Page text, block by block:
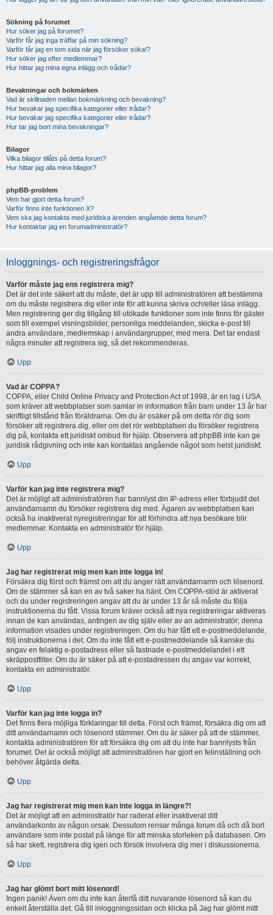
Sökning på forumet
Hur söker jag på forumet?
Varför får jag inga träffar på min sökning?
Varför får jag en tom sida när jag försöker söka!?
Hur söker jag efter medlemmar?
Hur hittar jag mina egna inlägg och trådar?
Bevakningar och bokmärken
Vad är skillnaden mellan bokmärkning och bevakning?
Hur bevakar jag specifika kategorier eller trådar?
Hur bevakar jag specifika kategorier eller trådar?
Hur tar jag bort mina bevakningar?
Bilagor
Vilka bilagor tillåts på detta forum?
Hur hittar jag alla mina bilagor?
phpBB-problem
Vem har gjort detta forum?
Varför finns inte funktionen X?
Vem ska jag kontakta med juridiska ärenden angående detta forum?
Hur kontaktar jag en forumadministratör?
Inloggnings- och registreringsfrågor
Varför måste jag ens registrera mig?
Det är det inte säkert att du måste, det är upp till administratören att bestämma
om du måste registrera dig eller inte för att kunna skriva och/eller läsa inlägg.
Men registrering ger dig tillgång till utökade funktioner som inte finns för gäster
som till exempel visningsbilder, personliga meddelanden, skicka e-post till
andra användare, medlemskap i användargrupper, med mera. Det tar endast
några minuter att registrera sig, så det rekommenderas.
Upp
Vad är COPPA?
COPPA, eller Child Online Privacy and Protection Act of 1998, är en lag i USA
som kräver att webbplatser som samlar in information från barn under 13 år har
skriftligt tillstånd från föräldrarna. Om du är osäker på om detta rör dig som
försöker att registrera dig, eller om det rör webbplatsen du försöker registrera
dig på, kontakta ett juridiskt ombud för hjälp. Observera att phpBB inte kan ge
juridisk rådgivning och inte kan kontaktas angående något som helst juridiskt.
Upp
Varför kan jag inte registrera mig?
Det är möjligt att administratören har bannlyst din IP-adress eller förbjudit det
användarnamn du försöker registrera dig med. Ägaren av webbplatsen kan
också ha inaktiverat nyregistreringar för att förhindra att nya besökare blir
medlemmar. Kontakta en administratör för hjälp.
Upp
Jag har registrerat mig men kan inte logga in!
Försäkra dig först och främst om att du anger rätt användarnamn och lösenord.
Om de stämmer så kan en av två saker ha hänt. Om COPPA-stöd är aktiverat
och du under registreringen angav att du är under 13 år så måste du följa
instruktionerna du fått. Vissa forum kräver också att nya registreringar aktiveras
innan de kan användas, antingen av dig själv eller av an administratör; denna
information visades under registreringen. Om du har fått ett e-postmeddelande,
följ instruktionerna i det. Om du inte fått ett e-postmeddelande så kanske du
angav en felaktig e-postadress eller så fastnade e-postmeddelandet i ett
skräppostfilter. Om du är säker på att e-postadressen du angav var korrekt,
kontakta en administratör.
Upp
Varför kan jag inte logga in?
Det finns flera möjliga förklaringar till detta. Först och främst, försäkra dig om att
ditt användarnamn och lösenord stämmer. Om du är säker på att de stämmer,
kontakta administratören för att försäkra dig om att du inte har bannlysts från
forumet. Det är också möjligt att administratören har gjort en felinställning och
behöver åtgärda detta.
Upp
Jag har registrerat mig men kan inte logga in längre?!
Det är möjligt att en administratör har raderat eller inaktiverat ditt
användarkonto av någon orsak. Dessutom rensar många forum då och då bort
användare som inte postat på länge för att minska storleken på databasen. Om
så har skett, registrera dig igen och försök involvera dig mer i diskussionerna.
Upp
Jag har glömt bort mitt lösenord!
Ingen panik! Även om du inte kan återfå ditt nuvarande lösenord så kan du
enkelt återställa det. Gå till inloggningssidan och klicka på Jag har glömt mitt